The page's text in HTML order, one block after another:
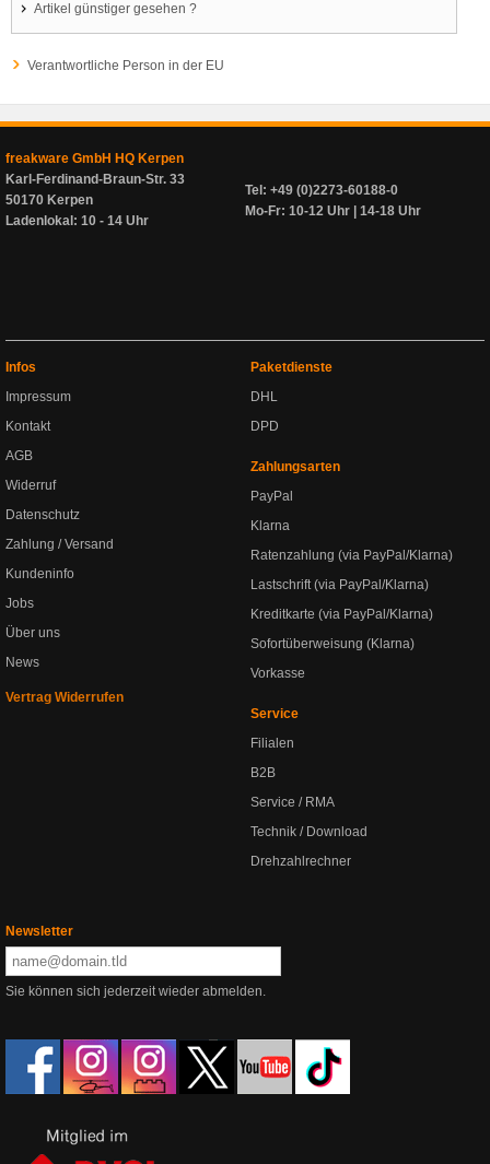
Artikel günstiger gesehen ?
Verantwortliche Person in der EU
freakware GmbH HQ Kerpen
Karl-Ferdinand-Braun-Str. 33
50170 Kerpen
Ladenlokal: 10 - 14 Uhr
Tel: +49 (0)2273-60188-0
Mo-Fr: 10-12 Uhr | 14-18 Uhr
Infos
Impressum
Kontakt
AGB
Widerruf
Datenschutz
Zahlung / Versand
Kundeninfo
Jobs
Über uns
News
Vertrag Widerrufen
Paketdienste
DHL
DPD
Zahlungsarten
PayPal
Klarna
Ratenzahlung (via PayPal/Klarna)
Lastschrift (via PayPal/Klarna)
Kreditkarte (via PayPal/Klarna)
Sofortüberweisung (Klarna)
Vorkasse
Service
Filialen
B2B
Service / RMA
Technik / Download
Drehzahlrechner
Newsletter
Sie können sich jederzeit wieder abmelden.